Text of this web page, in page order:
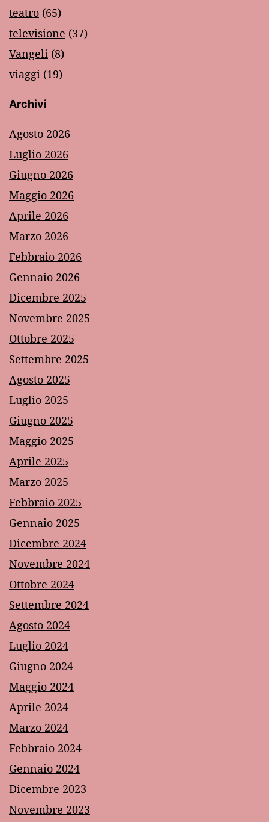
teatro (65)
televisione (37)
Vangeli (8)
viaggi (19)
Archivi
Agosto 2026
Luglio 2026
Giugno 2026
Maggio 2026
Aprile 2026
Marzo 2026
Febbraio 2026
Gennaio 2026
Dicembre 2025
Novembre 2025
Ottobre 2025
Settembre 2025
Agosto 2025
Luglio 2025
Giugno 2025
Maggio 2025
Aprile 2025
Marzo 2025
Febbraio 2025
Gennaio 2025
Dicembre 2024
Novembre 2024
Ottobre 2024
Settembre 2024
Agosto 2024
Luglio 2024
Giugno 2024
Maggio 2024
Aprile 2024
Marzo 2024
Febbraio 2024
Gennaio 2024
Dicembre 2023
Novembre 2023